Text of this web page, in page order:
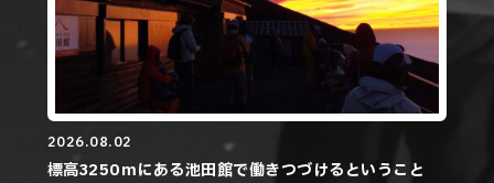
2026.08.02
標高3250mにある池田館で働きつづけるということ